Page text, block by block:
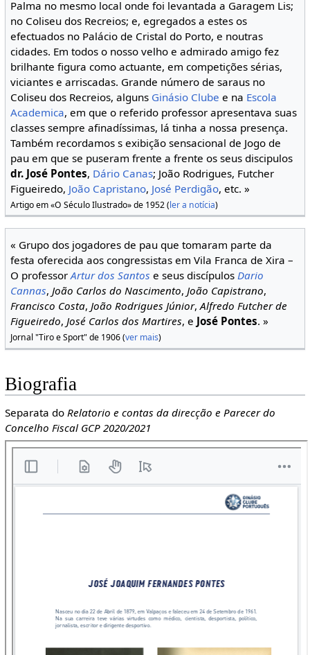
Palma no mesmo local onde foi levantada a Garagem Lis;
no Coliseu dos Recreios; e, egregados a estes os
efectuados no Palácio de Cristal do Porto, e noutras
cidades. Em todos o nosso velho e admirado amigo fez
brilhante figura como actuante, em competições sérias,
viciantes e arriscadas. Grande número de saraus no
Coliseu dos Recreios, alguns Ginásio Clube e na Escola
Academica, em que o referido professor apresentava suas
classes sempre afinadíssimas, lá tinha a nossa presença.
Também recordamos s exibição sensacional de Jogo de
pau em que se puseram frente a frente os seus discipulos
dr. José Pontes, Dário Canas; João Rodrigues, Futcher
Figueiredo, João Capristano, José Perdigão, etc. »
Artigo em «O Século Ilustrado» de 1952 (ler a notícia)
« Grupo dos jogadores de pau que tomaram parte da
festa oferecida aos congressistas em Vila Franca de Xira –
O professorArtur dos Santos e seus discípulos Dario
Cannas, João Carlos do Nascimento, João Capistrano,
Francisco Costa, João Rodrigues Júnior,Alfredo Futcher de
Figueiredo, José Carlos dos Martires, e José Pontes. »
Jornal "Tiro e Sport" de 1906 (ver mais)
Biografia
Separata do Relatorio e contas da direcção e Parecer do
Concelho Fiscal GCP 2020/2021